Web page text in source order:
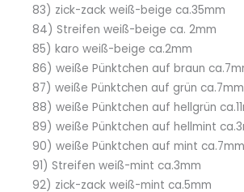
83) zick-zack weiß-beige ca.35mm
84) Streifen weiß-beige ca. 2mm
85) karo weiß-beige ca.2mm
86) weiße Pünktchen auf braun
87) weiße Pünktchen auf grün ca.7mm
88) weiße Pünktchen auf hellgrün
89) weiße Pünktchen auf hellmint
90) weiße Pünktchen auf mint ca.7mm
91) Streifen weiß-mint ca.3mm
92) zick-zack weiß-mint ca.5mm